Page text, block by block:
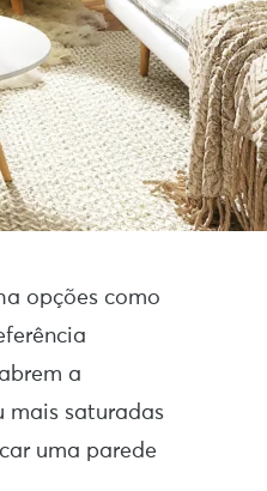
opções como
a
mais saturadas
uma parede